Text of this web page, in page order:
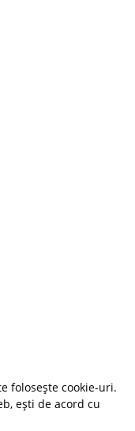
folosește cookie-uri.
ești de acord cu